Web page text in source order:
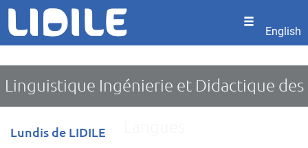
Panneau de gestion des cookies
Aller
contenu
English
Linguistique Ingénierie et Didactique des
Type
Lundis de LIDILE